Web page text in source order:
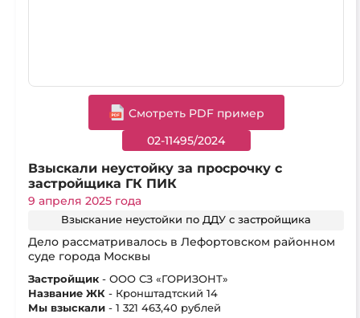
Cмотреть PDF пример
02-11495/2024
Взыскали неустойку за просрочку с
застройщика ГК ПИК
9 апреля 2025 года
Взыскание неустойки по ДДУ с застройщика
Дело рассматривалось в Лефортовском районном
суде города Москвы
Застройщик - ООО СЗ «ГОРИЗОНТ»
Название ЖК - Кронштадтский 14
Мы взыскали - 1 321 463,40 рублей